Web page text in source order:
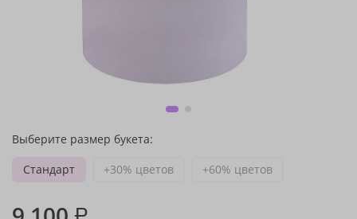
Выберите размер букета:
Стандарт
+30% цветов +60% цветов